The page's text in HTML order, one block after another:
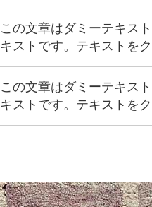
この文章はダミーテキス
キストです。テキストを
この文章はダミーテキス
キストです。テキストを